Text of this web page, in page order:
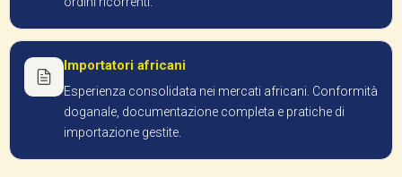
Importatori africani
Esperienza consolidata nei mercati africani. Conformità
doganale, documentazione completa e pratiche di
importazione gestite.